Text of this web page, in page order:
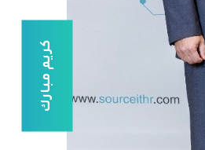
كريم مبارك